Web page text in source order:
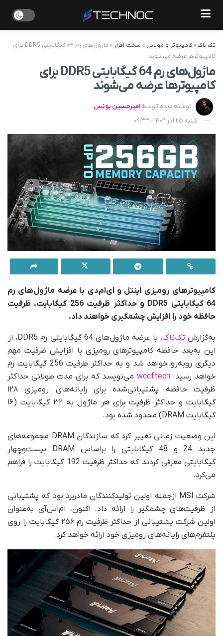
تک ناک»کامپیوتر و موبایل » سخت افزار »
ماژول‌های رم ۶۴ گیگابایتی DDR5 برای
کامپیوترها عرضه می‌شوند
ماژول‌های رم 64 گیگابایتی DDR5 برای
کامپیوترها عرضه می‌شوند
نوشته شده توسط امیرحسین یونس
شنبه 25 آذر 1402 - 09:33
کامپیوترهای رومیزی اینتل و ای‌ام‌دی با عرضه ماژول‌های رم
64 گیگابایتی DDR5 و حداکثر ظرفیت 256 گیگابایت، ظرفیت
حافظه خود را افزایش چشمگیری خواهند داد.
به‌گزارش تک‌ناک
، با عرضه ماژول‌های 64 گیگابایتی رم DDR5، از
این به‌بعد حافظه کامپیوترهای رومیزی با افزایش ظرفیت مهم
دیگری روبه‌رو خواهد شد و به حداکثر ظرفیت 256 گیگابایت رم
خواهد رسید.wccftech می‌نویسد که برای مدت طولانی حداکثر
ظرفیت حافظه پشتیبانی‌شده برای رایانه‌های رومیزی ۱۲۸
گیگابایت و حداکثر ظرفیت برای هر ماژول به ۳۲ گیگابایت (۱۶
گیگابایت DRAM) محدود شده بود.
این وضعیت زمانی تغییر کرد که سازندگان DRAM مجموعه‌های
جدید 24 و 48 گیگابایتی را بر‌اساس DRAM بیست‌وچهار
گیگابایتی معرفی کردند که حداکثر ظرفیت 192 گیگابایت را فراهم
می‌کرد.
شرکت MSI از‌جمله اولین تولیدکنندگان مادربرد بود که پشتیبانی
از ظرفیت‌های چشمگیر را ارائه داد. اکنون، ام‌اس‌آی به‌عنوان
اولین شرکت پشتیبانی‌ از حداکثر ظرفیت رم ۲۵۶ گیگابایت را روی
پلتفرم‌های رایانه‌های رومیزی خود ارائه خواهد کرد.